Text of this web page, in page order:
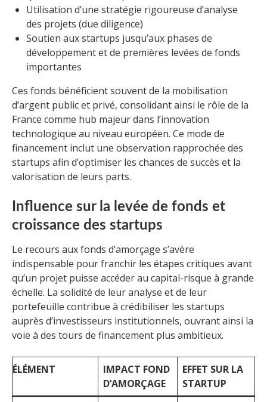
Utilisation d’une stratégie rigoureuse d’analyse
des projets (due diligence)
Soutien aux startups jusqu’aux phases de
développement et de premières levées de fonds
importantes
Ces fonds bénéficient souvent de la mobilisation
d’argent public et privé, consolidant ainsi le rôle de la
France comme hub majeur dans l’innovation
technologique au niveau européen. Ce mode de
financement inclut une observation rapprochée des
startups afin d’optimiser les chances de succès et la
valorisation de leurs parts.
Influence sur la levée de fonds et
croissance des startups
Le recours aux fonds d’amorçage s’avère
indispensable pour franchir les étapes critiques avant
qu’un projet puisse accéder au capital-risque à grande
échelle. La solidité de leur analyse et de leur
portefeuille contribue à crédibiliser les startups
auprès d’investisseurs institutionnels, ouvrant ainsi la
voie à des tours de financement plus ambitieux.
ÉLÉMENT
IMPACT FOND
D’AMORÇAGE
EFFET SUR LA
STARTUP